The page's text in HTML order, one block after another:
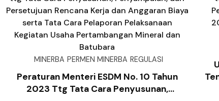
MINERBA PERMEN MINERBA REGULASI
Peraturan Menteri ESDM No. 10 Tahun
2023 Ttg Tata Cara Penyusunan,